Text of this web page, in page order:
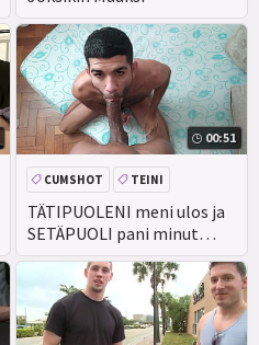
00:51
TÄTIPUOLENI meni ulos ja
SETÄPUOLI pani minut
rintaan.
CUMSHOT
TEINI
ROTUJENVÄLINEN
CEEINJECT. GEN! EV